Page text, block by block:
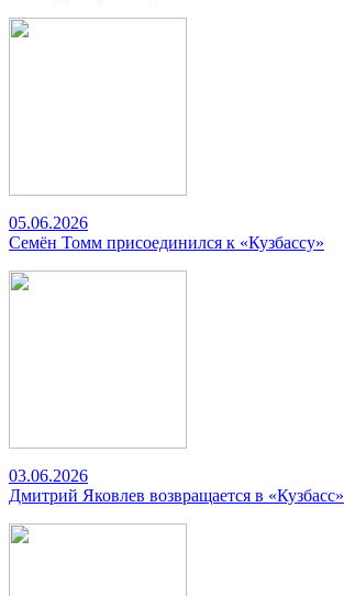
05.06.2026
Семён Томм присоединился к «Кузбассу»
03.06.2026
Дмитрий Яковлев возвращается в «Кузбасс»